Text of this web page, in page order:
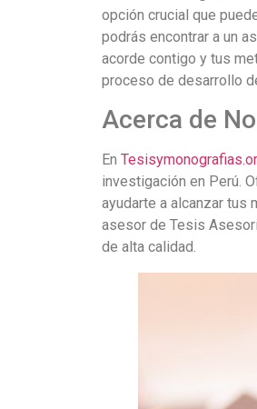
opción crucial que
podrás encontrar a un
acorde contigo y tus
proceso de desarrollo
Acerca de
En
investigación en Perú.
ayudarte a alcanzar tus
asesor de Tesis
de alta calidad.